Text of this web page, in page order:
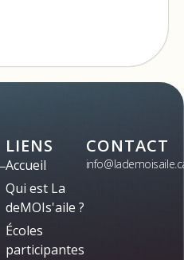
LIENS
Accueil
Qui est La
deMOIs'aile ?
Écoles
participantes
CONTACT